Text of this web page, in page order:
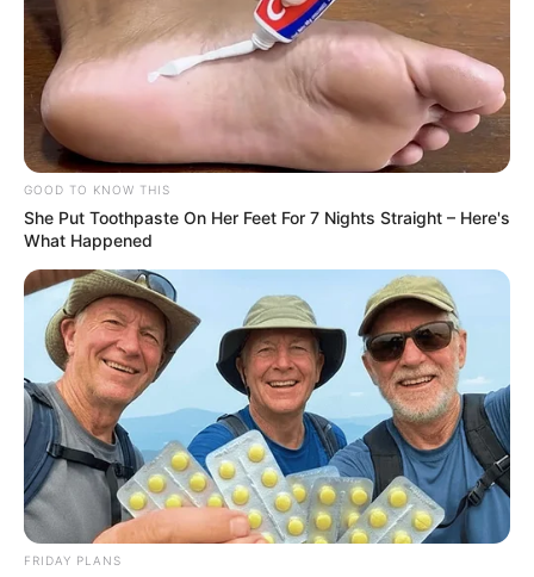
GOOD TO KNOW THIS
She Put Toothpaste On Her Feet For 7 Nights Straight – Here's
What Happened
FRIDAY PLANS